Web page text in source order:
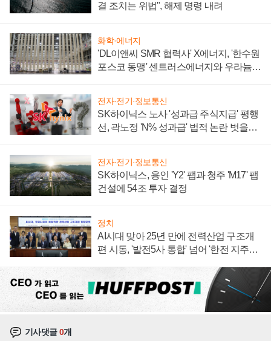
결 조치는 위법", 해제 명령 내려
화학·에너지
'DL이앤씨 SMR 협력사' X에너지, '한수원
포스코 동맹' 센트러스에너지와 우라늄
전자·전기·정보통신
SK하이닉스 노사 '성과급 주식지급' 평행
선, 곽노정 'N% 성과급' 법적 논란 벗을지
전자·전기·정보통신
SK하이닉스, 용인 'Y2' 팹과 청주 'M17' 팹
건설에 54조 투자 결정
정치
AI시대 맞아 25년 만에 전력산업 구조개
편 시동, '발전5사 통합' 넘어 '한전 지주사'
기사댓글0개